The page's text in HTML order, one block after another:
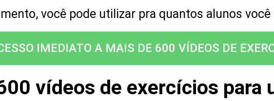
você pode utilizar pra quantos alunos você
IMEDIATO A MAIS DE 600 VÍDEOS DE
vídeos de exercícios para